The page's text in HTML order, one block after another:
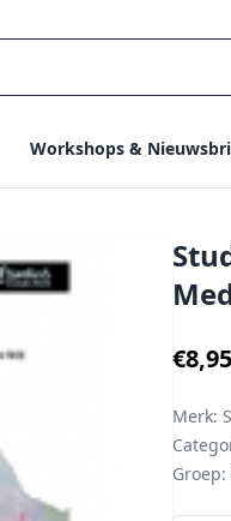
Workshops &
€8,95
Merk:
Groep: